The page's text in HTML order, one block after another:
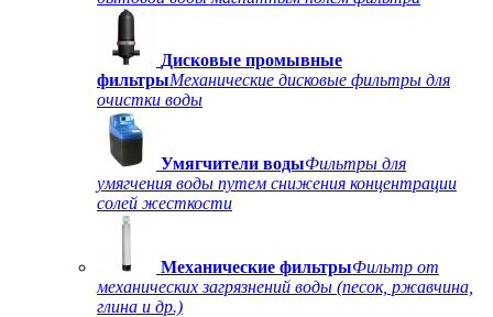
Дисковые промывные
фильтрыМеханические дисковые фильтры для
очистки воды
Умягчители водыФильтры для
умягчения воды путем снижения концентрации
солей жесткости
Механические фильтрыФильтр от
механических загрязнений воды (песок, ржавчина,
глина и др.)